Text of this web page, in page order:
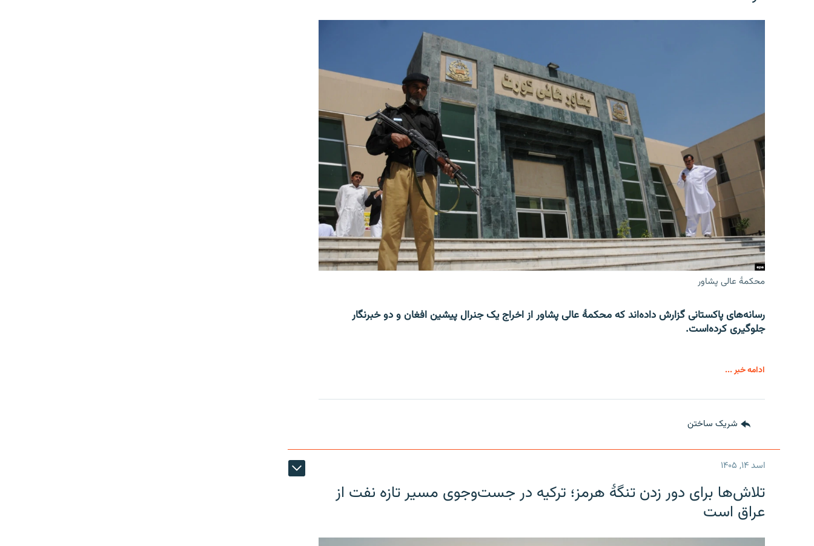
محکمۀ عالی پشاور
رسانه‌های پاکستانی گزارش داده‌اند که محکمۀ عالی پشاور از اخراج یک جنرال پیشین افغان و دو خبرنگار
جلوگیری کرده‌است.
ادامه خبر ...
شریک ساختن
اسد ۱۴, ۱۴۰۵
تلاش‌ها برای دور زدن تنگۀ هرمز؛ ترکیه در جست‌وجوی مسیر تازه نفت از
عراق است